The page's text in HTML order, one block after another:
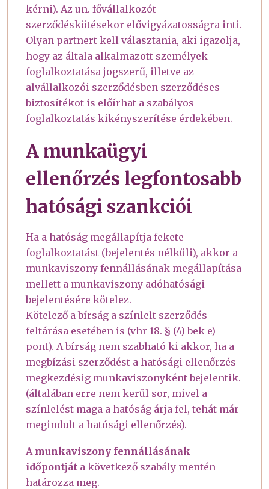
kérni). Az un. fővállalkozót
szerződéskötésekor elővigyázatosságra inti.
Olyan partnert kell választania, aki igazolja,
hogy az általa alkalmazott személyek
foglalkoztatása jogszerű, illetve az
alvállalkozói szerződésben szerződéses
biztosítékot is előírhat a szabályos
foglalkoztatás kikényszerítése érdekében.
A munkaügyi
ellenőrzés legfontosabb
hatósági szankciói
Ha a hatóság megállapítja fekete
foglalkoztatást (bejelentés nélküli), akkor a
munkaviszony fennállásának megállapítása
mellett a munkaviszony adóhatósági
bejelentésére kötelez.
Kötelező a bírság a színlelt szerződés
feltárása esetében is (vhr 18. § (4) bek e)
pont). A bírság nem szabható ki akkor, ha a
megbízási szerződést a hatósági ellenőrzés
megkezdésig munkaviszonyként bejelentik.
(általában erre nem kerül sor, mivel a
színlelést maga a hatóság árja fel, tehát már
megindult a hatósági ellenőrzés).
A munkaviszony fennállásának
időpontját a következő szabály mentén
határozza meg.